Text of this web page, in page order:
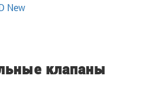
New
клапаны